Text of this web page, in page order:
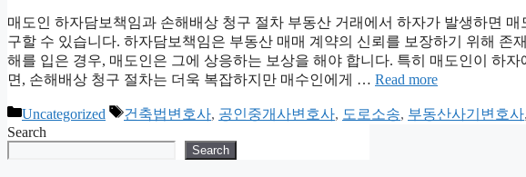
매도인 하자담보책임과 손해배상 청구 절차 부동산 거래에서 하자가 발생하면
구할 수 있습니다. 하자담보책임은 부동산 매매 계약의 신뢰를 보장하기 위해 존
해를 입은 경우, 매도인은 그에 상응하는 보상을 해야 합니다. 특히 매도인이 하
면, 손해배상 청구 절차는 더욱 복잡하지만 매수인에게 … Read more
Categories
Uncategorized Tags
건축법변호사, 공인중개사변호사, 도로소송, 부동산사기변호사,
Search
Search